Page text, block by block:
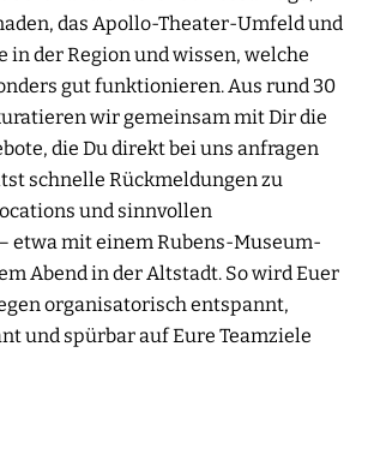
das Apollo-Theater-Umfeld und
in der Region und wissen, welche
gut funktionieren. Aus rund 30
wir gemeinsam mit Dir die
die Du direkt bei uns anfragen
schnelle Rückmeldungen zu
und sinnvollen
etwa mit einem Rubens-Museum-
Abend in der Altstadt. So wird Euer
organisatorisch entspannt,
und spürbar auf Eure Teamziele